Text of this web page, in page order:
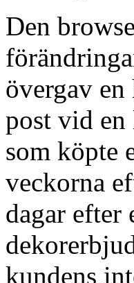
Den
övergav
post vid
som köpte
veckorna
dagar efter
kundens